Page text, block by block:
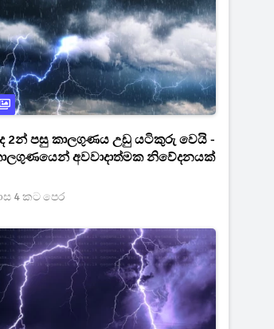
2න් පසු කාලගුණය උඩු යටිකුරු වෙයි -
අවවාදාත්මක නිවේදනයක්
4 කට පෙර